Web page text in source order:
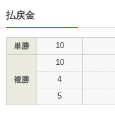
払戻金
単勝 10
複勝
10
4
5